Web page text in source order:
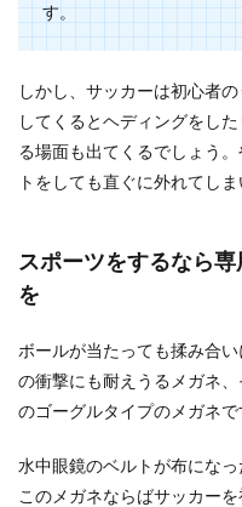
まう
姑が
と
はな
ゴミ
ッキ
る場
も、
す。
しかし、サッカーは初心者
してくるとヘディングをし
る場面も出てくるでしょう
トをしても直ぐに外れてしま
スポーツをするなら
を
ボールが当たっても揉み合
の衝撃にも耐えうるメガネ
のゴーグルタイプのメガネで
水中眼鏡のベルトが布になっ
このメガネならばサッカー